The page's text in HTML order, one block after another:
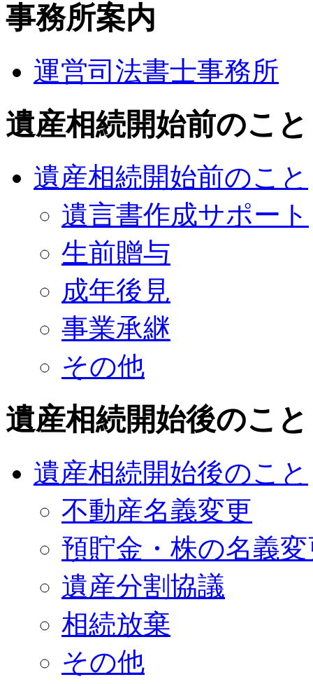
事務所案内
運営司法書士事務所
遺産相続開始前のこと
遺産相続開始前のこと
遺言書作成サポート
生前贈与
成年後見
事業承継
その他
遺産相続開始後のこと
遺産相続開始後のこと
不動産名義変更
預貯金・株の名義
遺産分割協議
相続放棄
その他